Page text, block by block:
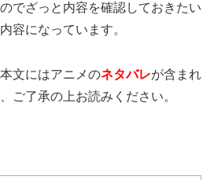
でざっと内容を確認しておきたい
容になっています。
文にはアニメのネタバレが含まれ
ご了承の上お読みください。